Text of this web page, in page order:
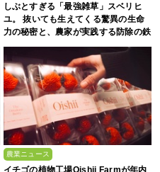
しぶとすぎる「最強雑草」スベリヒ
ユ。 抜いても生えてくる驚異の生命
力の秘密と、農家が実践する防除の鉄
農業ニュース